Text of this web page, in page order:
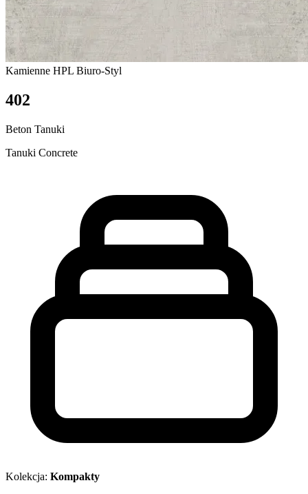
Kamienne HPL Biuro-Styl
402
Beton Tanuki
Tanuki Concrete
Kolekcja: Kompakty